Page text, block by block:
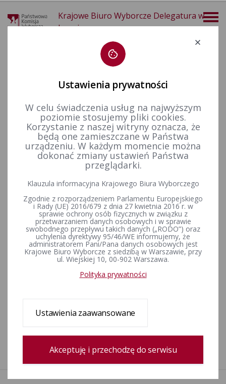
Krajowe Biuro Wyborcze Delegatura w
Legnicy
Wybory samorządowe i referenda lokalne Wybory i referenda w toku kadencji Kadencja 2018-2024
Postanowienia Komisarza Wyborczego w Legnicy w sprawie
Referenda w sprawie odwołania organu
Wybory uzupełniające
1
Ustawienia prywatności
W celu świadczenia usług na najwyższym
poziomie stosujemy pliki cookies.
Korzystanie z naszej witryny oznacza, że
będą one zamieszczane w Państwa
urządzeniu. W każdym momencie można
dokonać zmiany ustawień Państwa
przeglądarki.
Klauzula informacyjna Krajowego Biura Wyborczego
Zgodnie z rozporządzeniem Parlamentu Europejskiego
i Rady (UE) 2016/679 z dnia 27 kwietnia 2016 r. w
sprawie ochrony osób fizycznych w związku z
przetwarzaniem danych osobowych i w sprawie
swobodnego przepływu takich danych („RODO”) oraz
uchylenia dyrektywy 95/46/WE informujemy, że
administratorem Pani/Pana danych osobowych jest
Krajowe Biuro Wyborcze z siedzibą w Warszawie, przy
ul. Wiejskiej 10, 00-902 Warszawa.
Polityka prywatności
Ustawienia zaawansowane
Akceptuję i przechodzę do serwisu